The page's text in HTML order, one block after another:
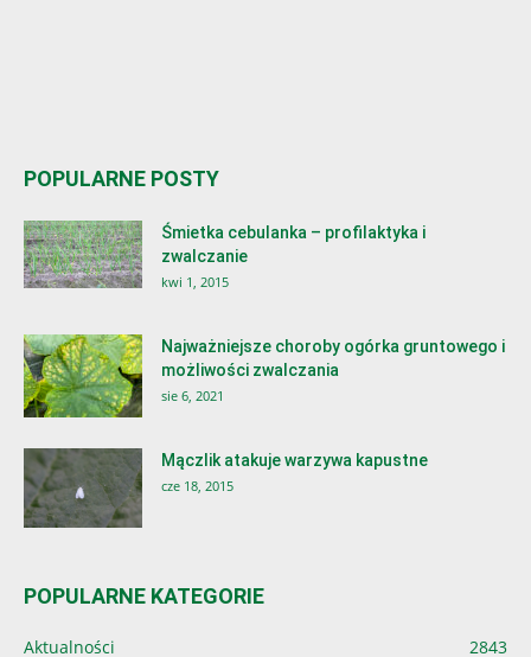
POPULARNE POSTY
Śmietka cebulanka – profilaktyka i
zwalczanie
kwi 1, 2015
Najważniejsze choroby ogórka gruntowego i
możliwości zwalczania
sie 6, 2021
Mączlik atakuje warzywa kapustne
cze 18, 2015
POPULARNE KATEGORIE
Aktualności 2843